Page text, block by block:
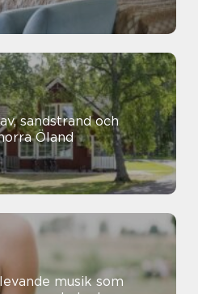
Öland
musik som